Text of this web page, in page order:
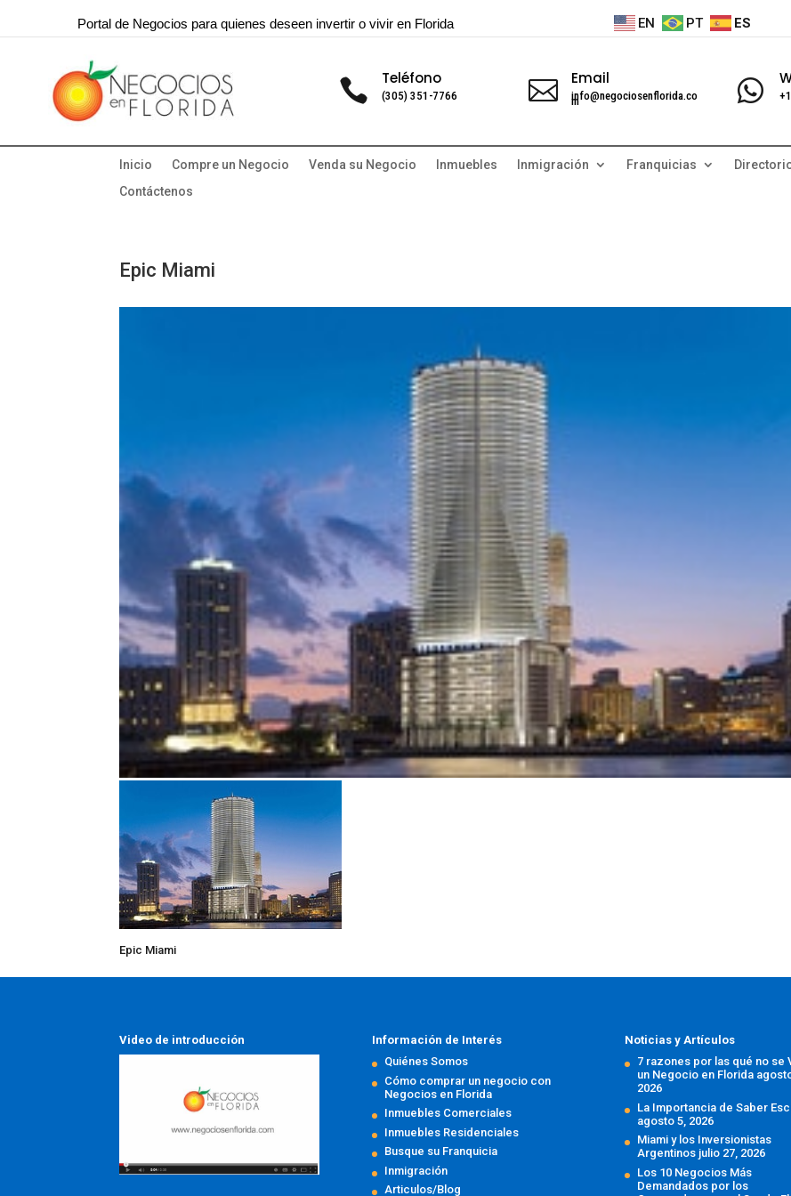
Portal de Negocios para quienes deseen invertir o vivir en Florida EN PT ES
 Teléfono
(305) 351-7766  Email
info@negociosenflorida.co
m 
Inicio Compre un Negocio Venda su Negocio Inmuebles Inmigración Franquicias
Contáctenos
Epic Miami
Epic Miami
Video de introducción
Información de Interés
Quiénes Somos
Cómo comprar un negocio con
Negocios en Florida
Inmuebles Comerciales
Inmuebles Residenciales
Busque su Franquicia
Inmigración
Articulos/Blog
Noticias y Artículos
7 razones por las qué no se
un Negocio en Florida
2026
La Importancia de Saber
agosto 5, 2026
Miami y los Inversionistas
Argentinos julio 27, 2026
Los 10 Negocios Más
Demandados por los